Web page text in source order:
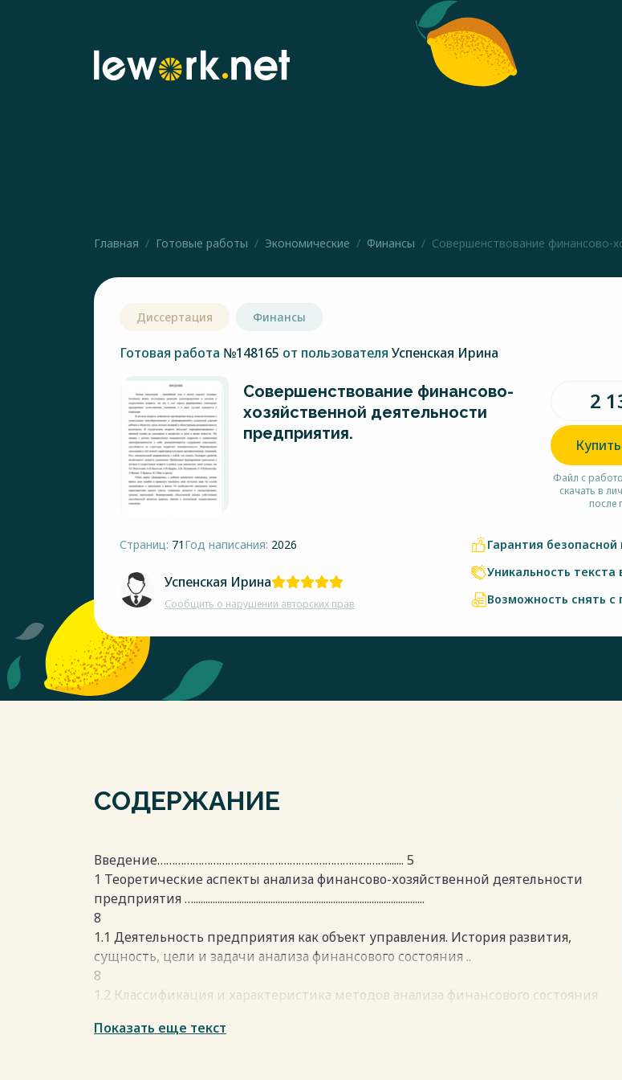
Главная Готовые работы Экономические Финансы Совершенствование финансово-
Диссертация Финансы
Готовая работа №148165 от пользователя Успенская Ирина
Совершенствование финансово-
хозяйственной деятельности
предприятия.
2
Файл с
скачать в
после
Страниц: 71 Год написания: 2026
Успенская Ирина
Сообщить о нарушении авторских прав
Гарантия безопасной
Уникальность текста
Возможность снять с
СОДЕРЖАНИЕ
Введение……………………………………………………………………....... 5
1 Теоретические аспекты анализа финансово-хозяйственной деятельности
предприятия …................................................................................................
8
1.1 Деятельность предприятия как объект управления. История развития,
сущность, цели и задачи анализа финансового состояния ..
8
1.2 Классификация и характеристика методов анализа финансового состояния
17
Показать еще текст